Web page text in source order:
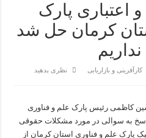
اعتباری پارک
کرمان حل شد
کارآفرینی و بازاریابی
نظری بدهید
کاظمی رئیس پارک علم و فناوری
به سوالی در مورد مشکلات حقوقی
پارک علم و فناوری استان کرمان از